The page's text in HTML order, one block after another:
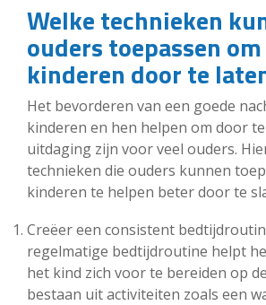
Welke technieken
ouders toepassen
kinderen door te
Het bevorderen van een goede
kinderen en hen helpen om door
uitdaging zijn voor veel ouders.
technieken die ouders kunnen
kinderen te helpen beter door te
Creëer een consistent
regelmatige bedtijdroutine helpt
het kind zich voor te bereiden op
bestaan uit activiteiten zoals een